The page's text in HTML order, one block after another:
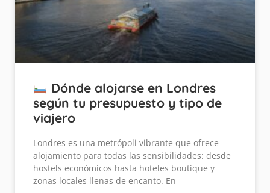
Dónde alojarse en Londres
según tu presupuesto y tipo de
viajero
Londres es una metrópoli vibrante que ofrece
alojamiento para todas las sensibilidades: desde
hostels económicos hasta hoteles boutique y
zonas locales llenas de encanto. En